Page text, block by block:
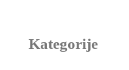
Kategorije